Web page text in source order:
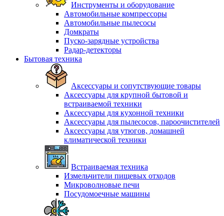
Инструменты и оборудование
Автомобильные компрессоры
Автомобильные пылесосы
Домкраты
Пуско-зарядные устройства
Радар-детекторы
Бытовая техника
Аксессуары и сопутствующие товары
Аксессуары для крупной бытовой и
встраиваемой техники
Аксессуары для кухонной техники
Аксессуары для пылесосов, пароочистителей
Аксессуары для утюгов, домашней
климатической техники
Встраиваемая техника
Измельчители пищевых отходов
Микроволновые печи
Посудомоечные машины